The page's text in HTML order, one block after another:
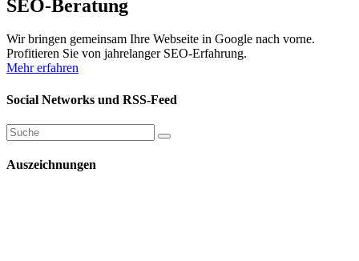
SEO-Beratung
Wir bringen gemeinsam Ihre Webseite in Google nach vorne.
Profitieren Sie von jahrelanger SEO-Erfahrung.
Mehr erfahren
Social Networks und RSS-Feed
Auszeichnungen